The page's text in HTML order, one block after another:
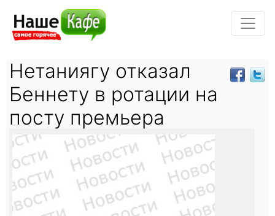
Нетаниягу отказал
Беннету в ротации на
посту премьера